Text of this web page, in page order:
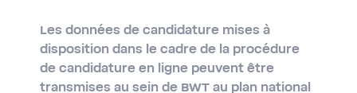
Les données de candidature mises à
disposition dans le cadre de la procédure
de candidature en ligne peuvent être
transmises au sein de BWT au plan national